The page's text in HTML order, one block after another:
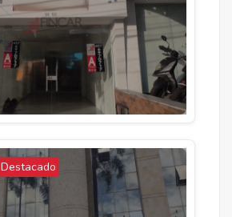
Destacado